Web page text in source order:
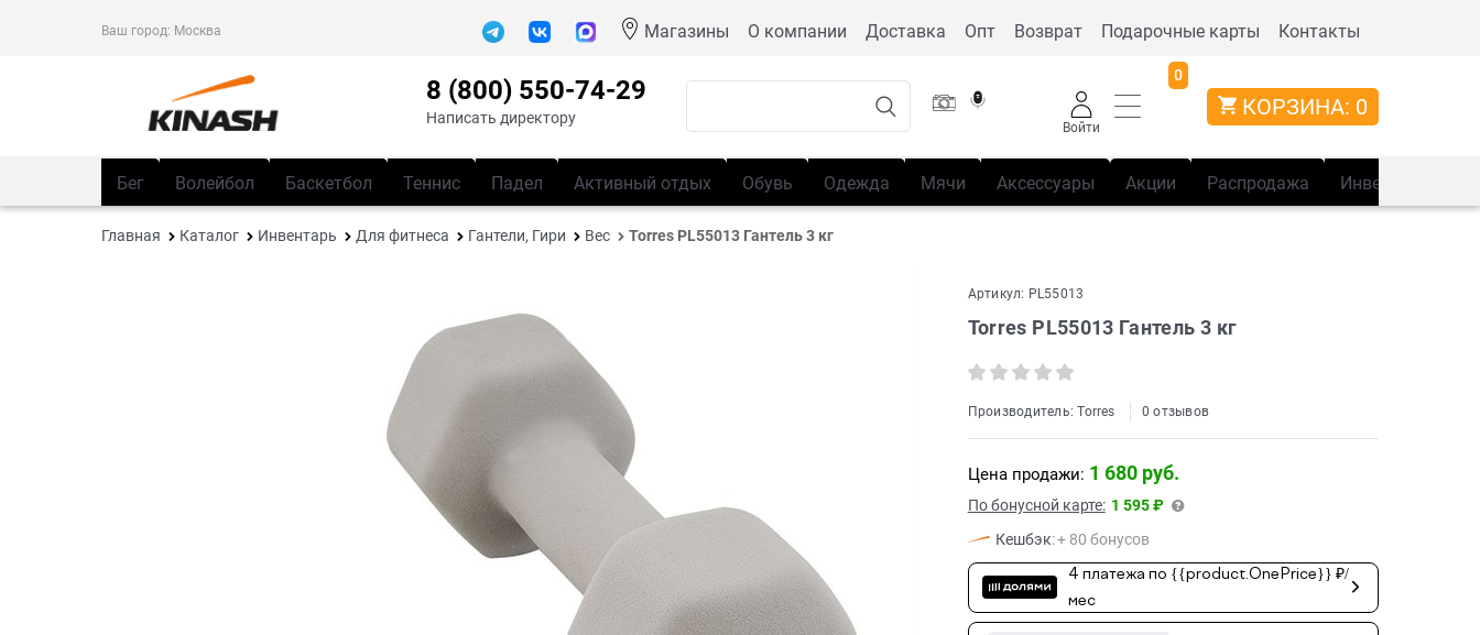
Ваш город: Москва Магазины О компании Доставка Опт Возврат Подарочные карты Контакты
8 (800) 550-74-29
Написать директору
Войти
0
КОРЗИНА: 0
Бег Волейбол Баскетбол Теннис Падел Активный отдых Обувь Одежда Мячи Аксессуары Акции Распродажа Инвентарь
Главная Каталог Инвентарь Для фитнеса Гантели, Гири Вес Torres PL55013 Гантель 3 кг
Артикул: PL55013
Torres PL55013 Гантель 3 кг
Производитель:Torres 0 отзывов
Цена продажи: 1 680 руб.
По бонусной карте: 1 595 ₽
Кешбэк:+ 80 бонусов
4 платежа по {{product.OnePrice}} ₽/
мес